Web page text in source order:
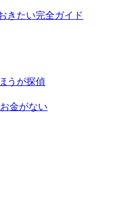
きたい完全ガイド
うが探偵
金がない